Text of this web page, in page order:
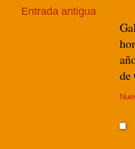
Entrada antigua
de